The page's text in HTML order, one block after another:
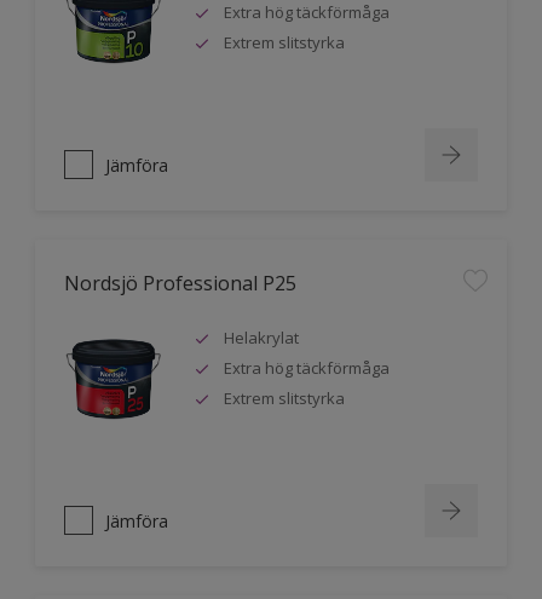
Extra hög täckförmåga
Extrem slitstyrka
Jämföra
Nordsjö Professional P25
Helakrylat
Extra hög täckförmåga
Extrem slitstyrka
Jämföra